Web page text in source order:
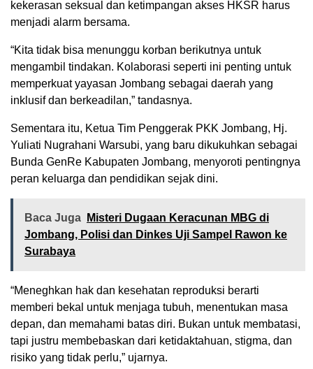
kekerasan seksual dan ketimpangan akses HKSR harus
menjadi alarm bersama.
“Kita tidak bisa menunggu korban berikutnya untuk
mengambil tindakan. Kolaborasi seperti ini penting untuk
memperkuat yayasan Jombang sebagai daerah yang
inklusif dan berkeadilan,” tandasnya.
Sementara itu, Ketua Tim Penggerak PKK Jombang, Hj.
Yuliati Nugrahani Warsubi, yang baru dikukuhkan sebagai
Bunda GenRe Kabupaten Jombang, menyoroti pentingnya
peran keluarga dan pendidikan sejak dini.
Baca Juga
Misteri Dugaan Keracunan MBG di
Jombang, Polisi dan Dinkes Uji Sampel Rawon ke
Surabaya
“Meneghkan hak dan kesehatan reproduksi berarti
memberi bekal untuk menjaga tubuh, menentukan masa
depan, dan memahami batas diri. Bukan untuk membatasi,
tapi justru membebaskan dari ketidaktahuan, stigma, dan
risiko yang tidak perlu,” ujarnya.